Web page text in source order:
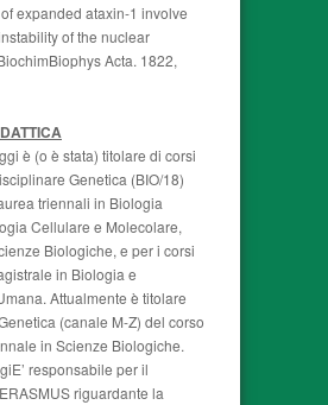
expanded ataxin-1 involve
of the nuclear
Acta. 1822,
è (o è stata) titolare di corsi
Genetica (BIO/18)
triennali in Biologia
Cellulare e Molecolare,
Biologiche, e per i corsi
in Biologia e
Attualmente è titolare
(canale M-Z) del corso
in Scienze Biologiche.
responsabile per il
riguardante la